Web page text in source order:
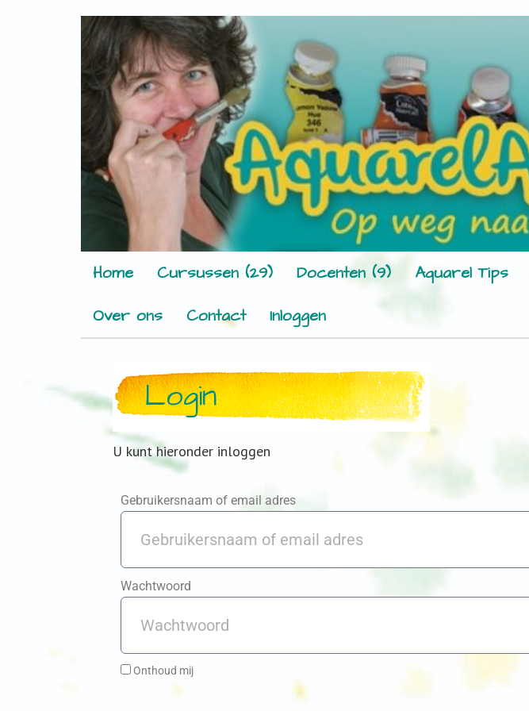
Home Cursussen (29) Docenten (9) Aquarel Tips
Over ons
Contact Inloggen
Login
U kunt hieronder inloggen
Gebruikersnaam of email adres
Wachtwoord
Onthoud mij